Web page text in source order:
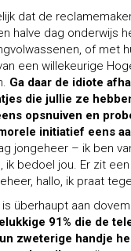
dat de
halve dag onderwijs
of met
een willekeurige
Ga daar de idiote
die jullie ze
opsnuiven en
initiatief eens
jongeheer – ik ben
ik bedoel jou. Er zit
hallo, ik praat
überhaupt aan
91% die de
zweterige handje